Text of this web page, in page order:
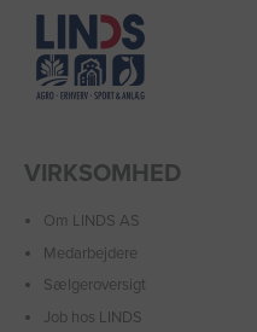
VIRKSOMHED
Om LINDS AS
Medarbejdere
Sælgeroversigt
Job hos LINDS